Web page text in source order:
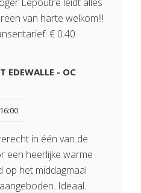
van harte welkom!!!
€ 0.40
EDEWALLE - OC
in één van de
een heerlijke warme
op het middagmaal
Ideaal...